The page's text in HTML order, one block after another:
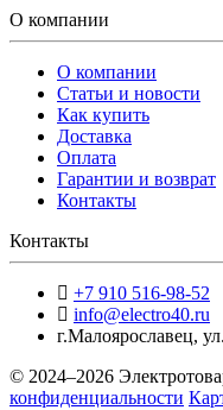
О компании
О компании
Статьи и новости
Как купить
Доставка
Оплата
Гарантии и возврат
Контакты
Контакты
+7 910 516-98-52
info@electro40.ru
г.Малоярославец,
© 2024–2026
конфиденциальности